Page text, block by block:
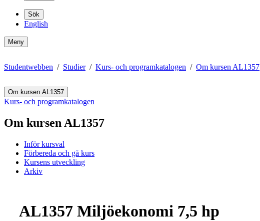
Sök
English
Meny
Studentwebben Studier Kurs- och programkatalogen Om kursen AL1357
Om kursen AL1357
Kurs- och programkatalogen
Om kursen AL1357
Inför kursval
Förbereda och gå kurs
Kursens utveckling
Arkiv
AL1357 Miljöekonomi 7,5 hp